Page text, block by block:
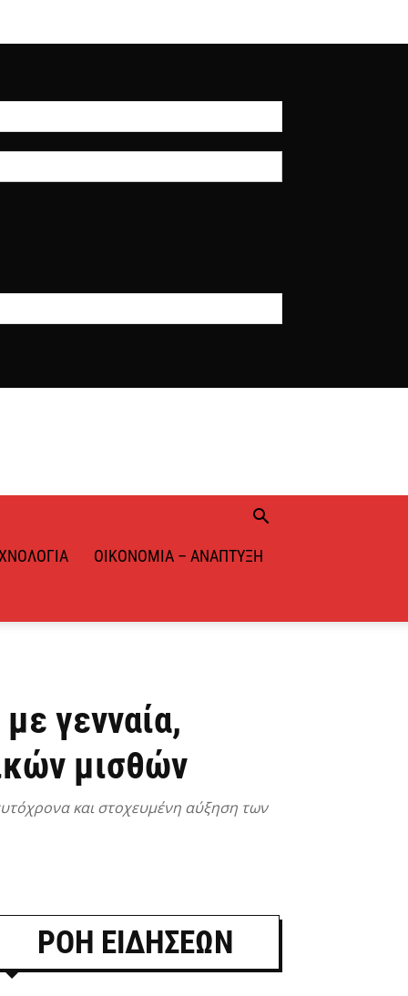
ΟΙΚΟΝΟΜΊΑ – ΑΝΆΠΤΥΞΗ
γενναία,
μισθών
και στοχευμένη αύξηση των
ΡΟΗ ΕΙΔΗΣΕΩΝ